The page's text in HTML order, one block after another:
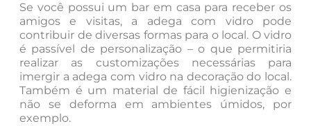
Se você possui um bar em casa para receber os
amigos e visitas, a adega com vidro pode
contribuir de diversas formas para o local. O vidro
é passível de personalização – o que permitiria
realizar as customizações necessárias para
imergir a adega com vidro na decoração do local.
Também é um material de fácil higienização e
não se deforma em ambientes úmidos, por
exemplo.